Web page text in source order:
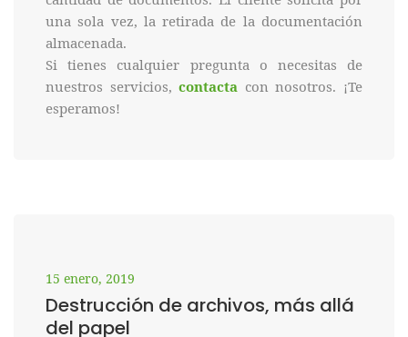
una sola vez, la retirada de la documentación
almacenada.
Si tienes cualquier pregunta o necesitas de
nuestros servicios, contacta con nosotros. ¡Te
esperamos!
15 enero, 2019
Destrucción de archivos, más allá
del papel